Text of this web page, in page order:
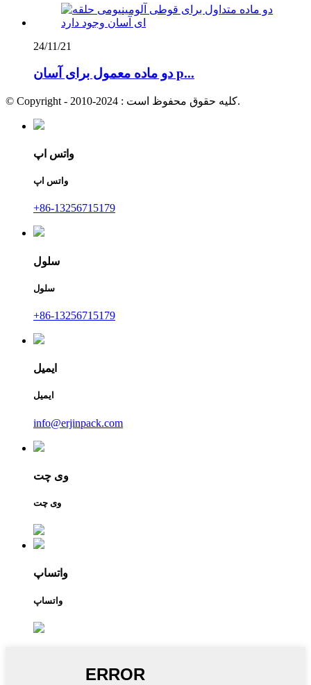
24/11/21
دو ماده معمول برای آسان p...
© Copyright - 2010-2024 : کلیه حقوق محفوظ است.
واتس اپ
واتس اپ
+86-13256715179
سلول
سلول
+86-13256715179
ایمیل
ایمیل
info@erjinpack.com
وی چت
وی چت
واتساپ
واتساپ